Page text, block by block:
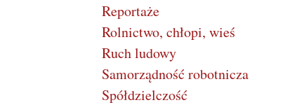
Reportaże
Rolnictwo, chłopi, wieś
Ruch ludowy
Samorządność robotnicza
Spółdzielczość